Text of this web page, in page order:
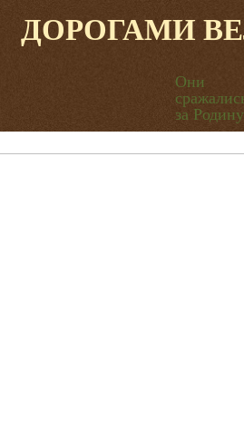
ДОРОГАМИ
Они
за Родину